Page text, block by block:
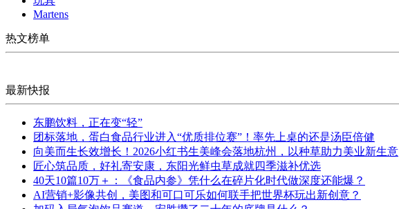
Martens
热文榜单
最新快报
东鹏饮料，正在变“轻”
团标落地，蛋白食品行业进入“优质排位赛”！率先上桌的还是汤臣倍健
向美而生长效增长！2026小红书生美峰会落地杭州，以种草助力美业新生意
匠心筑品质，好礼寄安康，东阳光鲜虫草成就四季滋补优选
40天10篇10万＋：《食品内参》凭什么在碎片化时代做深度还能爆？
AI营销+影像共创，美图和可口可乐如何联手把世界杯玩出新创意？